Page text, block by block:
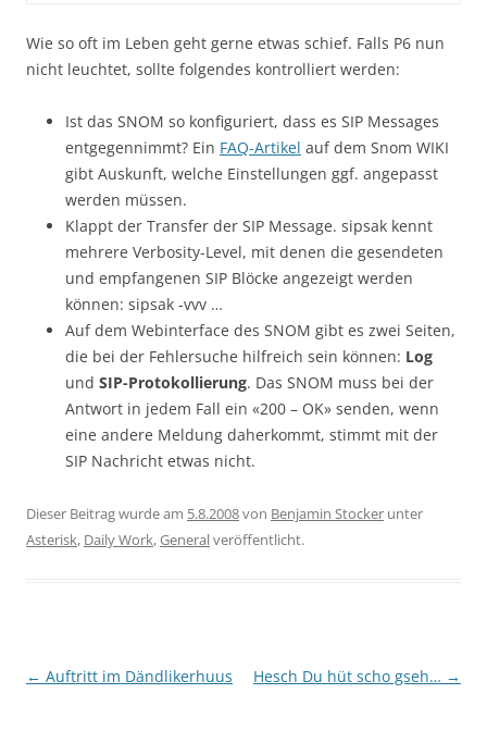
Wie so oft im Leben geht gerne etwas schief. Falls P6 nun
nicht leuchtet, sollte folgendes kontrolliert werden:
Ist das SNOM so konfiguriert, dass es SIP Messages
entgegennimmt? Ein FAQ-Artikel auf dem Snom WIKI
gibt Auskunft, welche Einstellungen ggf. angepasst
werden müssen.
Klappt der Transfer der SIP Message. sipsak kennt
mehrere Verbosity-Level, mit denen die gesendeten
und empfangenen SIP Blöcke angezeigt werden
können: sipsak -vvv …
Auf dem Webinterface des SNOM gibt es zwei Seiten,
die bei der Fehlersuche hilfreich sein können: Log
und SIP-Protokollierung. Das SNOM muss bei der
Antwort in jedem Fall ein «200 – OK» senden, wenn
eine andere Meldung daherkommt, stimmt mit der
SIP Nachricht etwas nicht.
Dieser Beitrag wurde am 5.8.2008von Benjamin Stocker unter
Asterisk, Daily Work,Generalveröffentlicht.
Beitragsnavigation
← Auftritt im Dändlikerhuus Hesch Du hüt scho gseh… →